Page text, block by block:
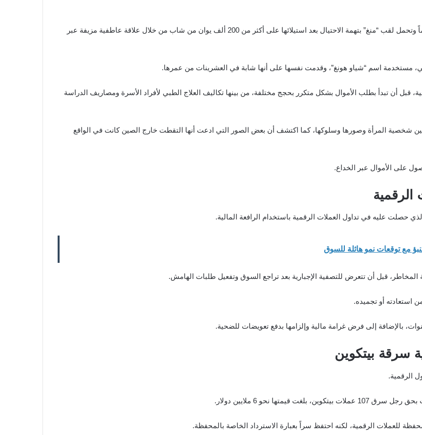
بحسب السلطات الصينية، أدينت امرأة تبلغ من العمر 60 عاماً وتحمل لقب “منغ” بتهمة الاحتيال بعد استيلائها على أكثر من 200 ألف يوان من شاب من خلال علاقة عاطفية مزيفة عبر
مستخدمة اسم “شياو هونغ”، وقدمت نفسها على أنها شابة في العشرينات من عمرها.
قبل أن تبدأ بطلب الأموال بشكل متكرر بحجج مختلفة، من بينها تكاليف العلاج الطبي لأفراد الأسرة ومصاريف الدراسة
شخصية المرأة وصورها وسلوكها، كما اكتشف أن بعض الصور التي ادعت أنها التقطت خارج الصين كانت في الواقع
على الأموال عبر الخداع.
الرقمية
حصلت عليه في تداول العملات الرقمية باستخدام الرافعة المالية.
قبل أن تتعرض للتصفية الإجبارية بعد تراجع السوق وتفعيل طلبات الهامش.
استعادته أو تجميده.
بالإضافة إلى فرض غرامة مالية وإلزامها بدفع تعويضات للضحية.
الرقمية.
نحو 6 ملايين دولار.
للعملات الرقمية، لكنه احتفظ سراً بعبارة الاسترداد الخاصة بالمحفظة.